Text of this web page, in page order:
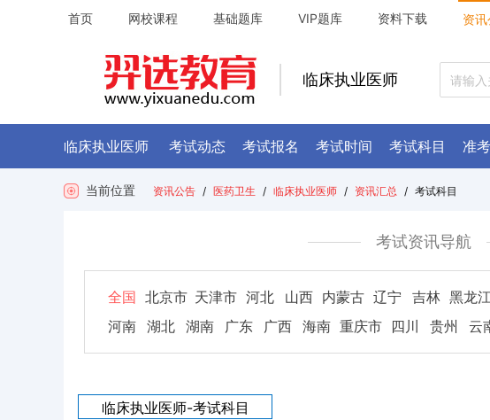
首页 网校课程 基础题库 VIP题库 资料下载 资
临床执业医师
临床执业医师 考试动态 考试报名 考试时间 考试科目 准
当前位置 资讯公告 / 医药卫生 / 临床执业医师 / 资讯汇总 / 考试科目
考试资讯导航
全国 北京市 天津市 河北 山西 内蒙古 辽宁 吉林 黑龙
河南
湖北 湖南 广东 广西 海南 重庆市 四川 贵州 云
临床执业医师-考试科目